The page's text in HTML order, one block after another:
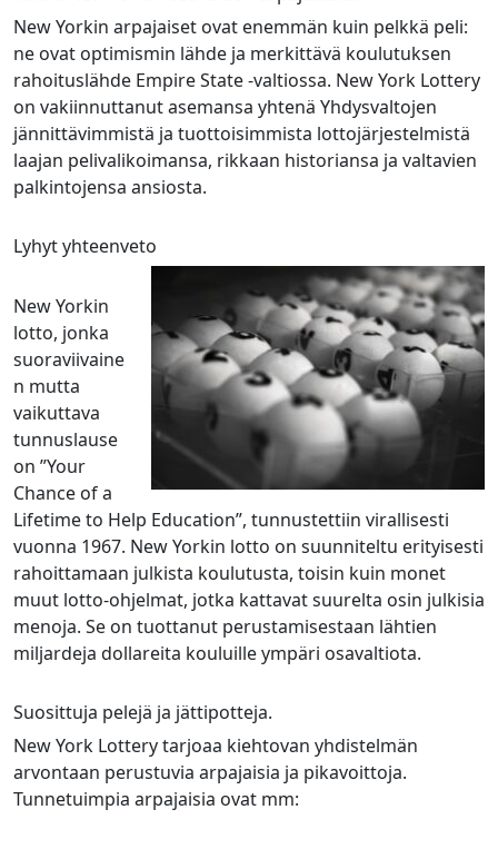
New Yorkin arpajaiset ovat enemmän kuin pelkkä peli:
ne ovat optimismin lähde ja merkittävä koulutuksen
rahoituslähde Empire State -valtiossa. New York Lottery
on vakiinnuttanut asemansa yhtenä Yhdysvaltojen
jännittävimmistä ja tuottoisimmista lottojärjestelmistä
laajan pelivalikoimansa, rikkaan historiansa ja valtavien
palkintojensa ansiosta.
Lyhyt yhteenveto
New Yorkin
lotto, jonka
suoraviivaine
n mutta
vaikuttava
tunnuslause
on ”Your
Chance of a
Lifetime to Help Education”, tunnustettiin virallisesti
vuonna 1967. New Yorkin lotto on suunniteltu erityisesti
rahoittamaan julkista koulutusta, toisin kuin monet
muut lotto-ohjelmat, jotka kattavat suurelta osin julkisia
menoja. Se on tuottanut perustamisestaan lähtien
miljardeja dollareita kouluille ympäri osavaltiota.
Suosittuja pelejä ja jättipotteja.
New York Lottery tarjoaa kiehtovan yhdistelmän
arvontaan perustuvia arpajaisia ja pikavoittoja.
Tunnetuimpia arpajaisia ovat mm: